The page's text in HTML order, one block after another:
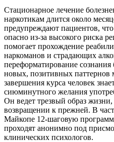
Стационарное лечение
наркотикам длится около
предупреждают пациентов,
опасно из-за высокого риска
помогает прохождение
наркоманов и страдающих
переформатирование
новых, позитивных
завершения курса человек
сиюминутного желания
Он ведет трезвый образ
возвращении к прежней. В
Майкопе 12-шаговую
проходят анонимно под
клинических психологов.